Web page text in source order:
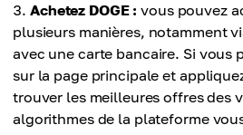
Achetez DOGE : vous pouvez
plusieurs manières, notamment
avec une carte bancaire. Si vous
sur la page principale et
trouver les meilleures offres des
algorithmes de la plateforme